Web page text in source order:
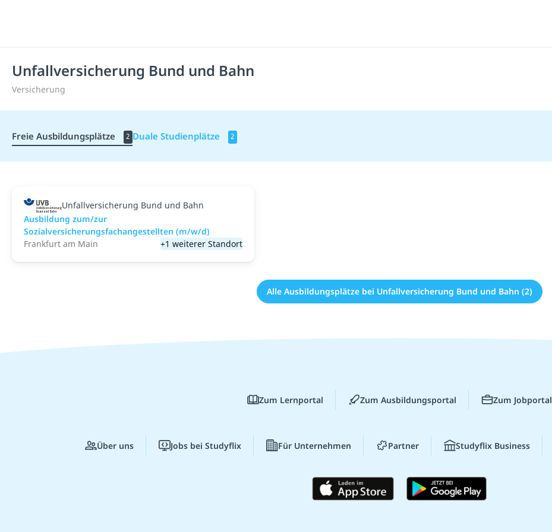
Unfallversicherung Bund und Bahn
Versicherung
Freie Ausbildungsplätze 2 Duale Studienplätze 2
Unfallversicherung Bund und Bahn
Ausbildung zum/zur
Sozialversicherungsfachangestellten (m/w/d)
Frankfurt am Main
+1 weiterer Standort
Alle Ausbildungsplätze bei Unfallversicherung Bund und Bahn (2)
Zum Lernportal Zum Ausbildungsportal Zum Jobportal
Über uns Jobs bei Studyflix Für Unternehmen Partner Studyflix Business